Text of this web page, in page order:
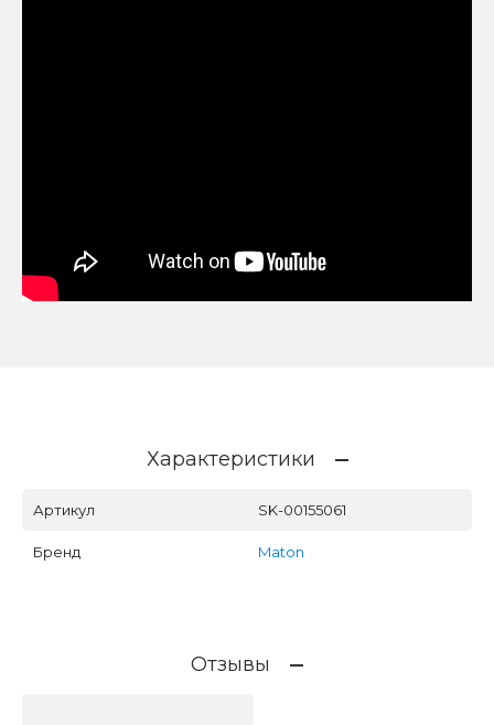
Характеристики
Артикул SK-00155061
Бренд Maton
Отзывы